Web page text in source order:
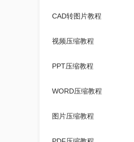
CAD转图片教程
视频压缩教程
PPT压缩教程
WORD压缩教程
图片压缩教程